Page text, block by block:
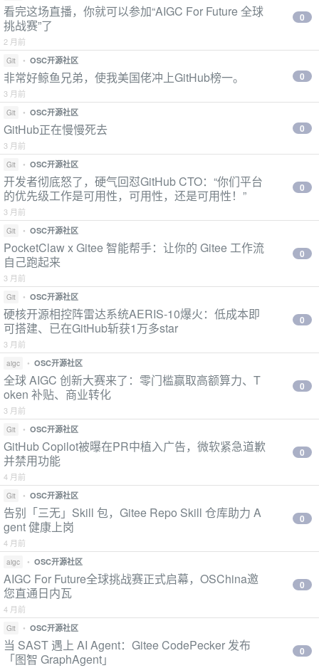
看完这场直播，你就可以参加“AIGC For Future 全球
挑战赛”了
2 月前
0
Git • OSC开源社区
非常好鲸鱼兄弟，使我美国佬冲上GitHub榜一。
3 月前
0
Git • OSC开源社区
GitHub正在慢慢死去
3 月前
0
Git • OSC开源社区
开发者彻底怒了，硬气回怼GitHub CTO：“你们平台
的优先级工作是可用性，可用性，还是可用性！”
3 月前
0
Git • OSC开源社区
PocketClaw x Gitee 智能帮手：让你的 Gitee 工作流
自己跑起来
3 月前
0
Git • OSC开源社区
硬核开源相控阵雷达系统AERIS-10爆火：低成本即
可搭建、已在GitHub斩获1万多star
3 月前
0
aigc • OSC开源社区
全球 AIGC 创新大赛来了：零门槛赢取高额算力、T
oken 补贴、商业转化
3 月前
0
Git • OSC开源社区
GitHub Copilot被曝在PR中植入广告，微软紧急道歉
并禁用功能
4 月前
0
Git • OSC开源社区
告别「三无」Skill 包，Gitee Repo Skill 仓库助力 A
gent 健康上岗
4 月前
0
aigc • OSC开源社区
AIGC For Future全球挑战赛正式启幕，OSChina邀
您直通日内瓦
4 月前
0
Git • OSC开源社区
当 SAST 遇上 AI Agent：Gitee CodePecker 发布
「图智 GraphAgent」
0